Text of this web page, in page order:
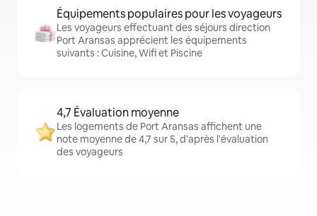
Équipements populaires pour les voyageurs
Les voyageurs effectuant des séjours direction
Port Aransas apprécient les équipements
suivants : Cuisine, Wifi et Piscine
4,7 Évaluation moyenne
Les logements de Port Aransas affichent une
note moyenne de 4,7 sur 5, d'après l'évaluation
des voyageurs